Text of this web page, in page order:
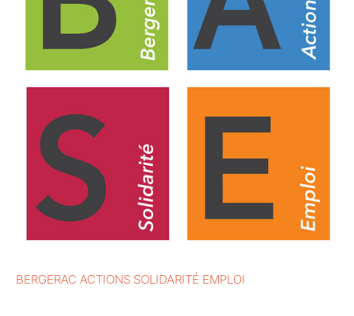
BERGERAC ACTIONS SOLIDARITÉ EMPLOI